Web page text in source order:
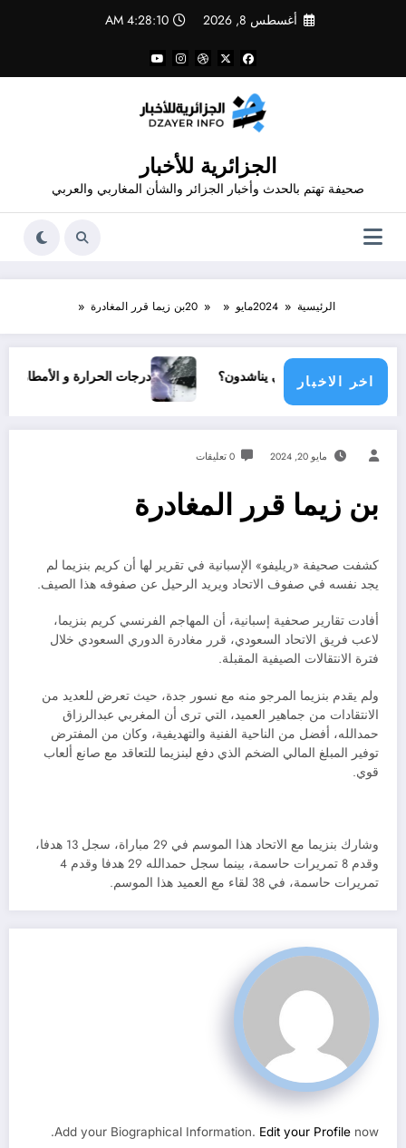
أغسطس 8, 2026 4:28:11 AM
الجزائرية للأخبار
صحيفة تهتم بالحدث وأخبار الجزائر والشأن المغاربي والعربي
الرئيسية 2024مايو 20بن زيما قرر المغادرة
اخر الاخبار
أي مجتمع دولي يناشدون؟ درجات الحرارة و الأمطار في سبتمبر 2026 في الجزائر
مايو 20, 2024 0 تعليقات
بن زيما قرر المغادرة
كشفت صحيفة «ريليفو» الإسبانية في تقرير لها أن كريم بنزيما لم
يجد نفسه في صفوف الاتحاد ويريد الرحيل عن صفوفه هذا الصيف.
أفادت تقارير صحفية إسبانية، أن المهاجم الفرنسي كريم بنزيما،
لاعب فريق الاتحاد السعودي، قرر مغادرة الدوري السعودي خلال
فترة الانتقالات الصيفية المقبلة.
ولم يقدم بنزيما المرجو منه مع نسور جدة، حيث تعرض للعديد من
الانتقادات من جماهير العميد، التي ترى أن المغربي عبدالرزاق
حمدالله، أفضل من الناحية الفنية والتهديفية، وكان من المفترض
توفير المبلغ المالي الضخم الذي دفع لبنزيما للتعاقد مع صانع ألعاب
قوي.
وشارك بنزيما مع الاتحاد هذا الموسم في 29 مباراة، سجل 13 هدفا،
وقدم 8 تمريرات حاسمة، بينما سجل حمدالله 29 هدفا وقدم 4
تمريرات حاسمة، في 38 لقاء مع العميد هذا الموسم.
Add your Biographical Information. Edit your Profile now.